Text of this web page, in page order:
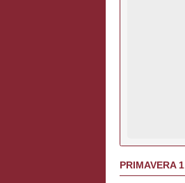
PRIMAVERA 1